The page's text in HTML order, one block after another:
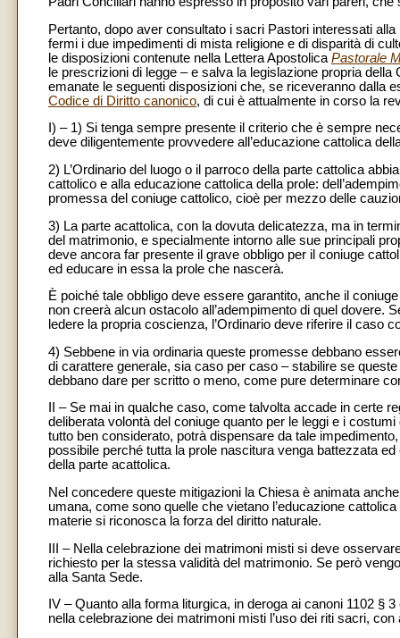
Pertanto, dopo aver consultato i sacri Pastori interessati
fermi i due impedimenti di mista religione e di disparità di
le disposizioni contenute nella Lettera Apostolica Pastorale
le prescrizioni di legge – e salva la legislazione propria
emanate le seguenti disposizioni che, se riceveranno dalla
Codice di Diritto canonico, di cui è attualmente in corso la
I) – 1) Si tenga sempre presente il criterio che è sempre
deve diligentemente provvedere all’educazione cattolica
2) L’Ordinario del luogo o il parroco della parte cattolica
cattolico e alla educazione cattolica della prole:
promessa del coniuge cattolico, cioè per mezzo delle
3) La parte acattolica, con la dovuta delicatezza, ma in
del matrimonio, e specialmente intorno alle sue principali
deve ancora far presente il grave obbligo per il coniuge
ed educare in essa la prole che nascerà.
È poiché tale obbligo deve essere garantito, anche il
non creerà alcun ostacolo all’adempimento di quel dovere.
ledere la propria coscienza, l’Ordinario deve riferire il caso
4) Sebbene in via ordinaria queste promesse debbano
di carattere generale, sia caso per caso – stabilire se
debbano dare per scritto o meno, come pure determinare
II – Se mai in qualche caso, come talvolta accade in certe
deliberata volontà del coniuge quanto per le leggi e i
tutto ben considerato, potrà dispensare da tale
possibile perché tutta la prole nascitura venga battezzata
della parte acattolica.
Nel concedere queste mitigazioni la Chiesa è animata
umana, come sono quelle che vietano l’educazione
materie si riconosca la forza del diritto naturale.
III – Nella celebrazione dei matrimoni misti si deve
richiesto per la stessa validità del matrimonio. Se però
alla Santa Sede.
IV – Quanto alla forma liturgica, in deroga ai canoni 1102 §
nella celebrazione dei matrimoni misti l’uso dei riti sacri,